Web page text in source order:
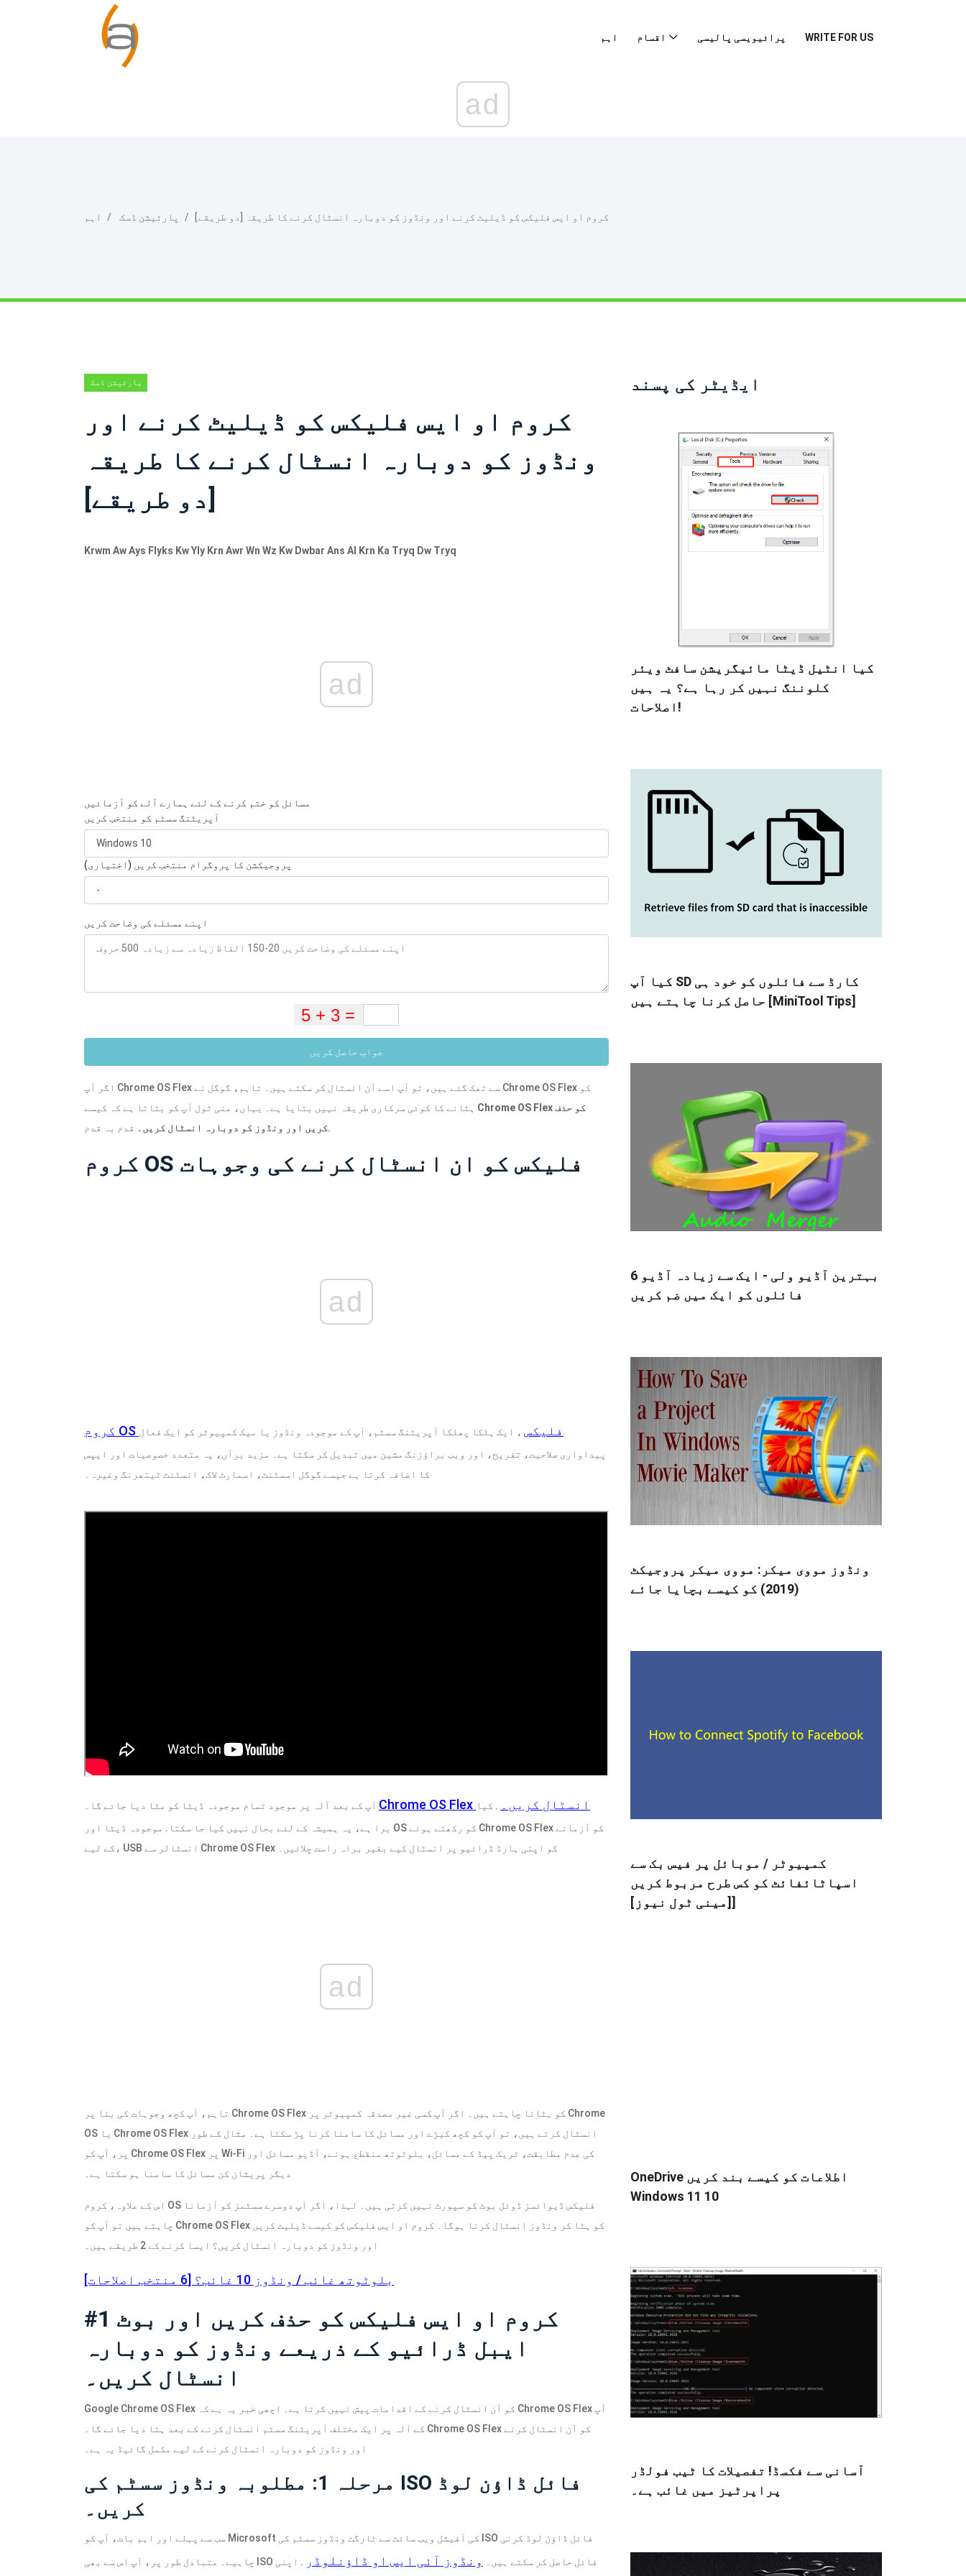
اہم اقسام پرائیویسی پالیسی WRITE FOR US
ad
اہم پارٹیشن ڈسک کروم او ایس فلیکس کو ڈیلیٹ کرنے اور ونڈوز کو دوبارہ انسٹال کرنے کا طریقہ [دو طریقے]
پارٹیشن ڈسک
کروم او ایس فلیکس کو ڈیلیٹ کرنے اور
ونڈوز کو دوبارہ انسٹال کرنے کا طریقہ
[دو طریقے]
Krwm Aw Ays Flyks Kw Yly Krn Awr Wn Wz Kw Dwbar Ans Al Krn Ka Tryq Dw Tryq
ad
مسائل کو ختم کرنے کے لئے ہمارے آلے کو آزمائیں
آپریٹنگ سسٹم کو منتخب کریں
پروجیکشن کا پروگرام منتخب کریں (اختیاری)
اپنے مسئلے کی وضاحت کریں
جواب حاصل کریں
اگر آپ Chrome OS Flex سے تھک گئے ہیں، تو آپ اسے اَن انسٹال کر سکتے ہیں۔ تاہم، گوگل نے Chrome OS Flex کو
Chrome OS Flex کو حذف
کریں اور ونڈوز کو دوبارہ انسٹال کریں۔قدم بہ قدم.
کروم OS فلیکس کو ان انسٹال کرنے کی وجوہات
ad
کروم OS فلیکس ، ایک ہلکا پھلکا آپریٹنگ سسٹم، آپ کے موجودہ ونڈوز یا میک کمپیوٹر کو ایک فعال
پیداواری صلاحیت، تفریح، اور ویب براؤزنگ مشین میں تبدیل کر سکتا ہے۔ مزید برآں، یہ متعدد خصوصیات اور ایپس
کا اضافہ کرتا ہے جیسے گوگل اسسٹنٹ، اسمارٹ لاک، انسٹنٹ ٹیتھرنگ وغیرہ۔
Chrome OS Flex انسٹال کریں۔
. کیا
برا ہے، یہ ہمیشہ کے لئے بحال نہیں کیا جا سکتا. موجودہ ڈیٹا اور OS کو رکھتے ہوئے Chrome OS Flex کو آزمانے
کے لیے، USB انسٹالر سے Chrome OS Flex کو اپنی ہارڈ ڈرائیو پر انسٹال کیے بغیر براہ راست چلائیں۔
ad
تاہم، آپ کچھ وجوہات کی بنا پر Chrome OS Flex کو ہٹانا چاہتے ہیں۔ اگر آپ کسی غیر مصدقہ کمپیوٹر پر Chrome
OS یا Chrome OS Flex انسٹال کرتے ہیں، تو آپ کو کچھ کیڑے اور مسائل کا سامنا کرنا پڑ سکتا ہے۔ مثال کے طور
پر، آپ کو Chrome OS Flex پر Wi-Fi کی عدم مطابقت، ٹریک پیڈ کے مسائل، بلوٹوتھ منقطع ہونے، آڈیو مسائل اور
دیگر پریشان کن مسائل کا سامنا ہو سکتا ہے۔
اس کے علاوہ، کروم OS فلیکس ڈیوائسز ڈوئل بوٹ کو سپورٹ نہیں کرتی ہیں۔ لہذا، اگر آپ دوسرے سسٹمز کو آزمانا
چاہتے ہیں تو آپ کو Chrome OS Flex کو ہٹا کر ونڈوز انسٹال کرنا ہوگا۔ کروم او ایس فلیکس کو کیسے ڈیلیٹ کریں
اور ونڈوز کو دوبارہ انسٹال کریں؟ ایسا کرنے کے 2 طریقے ہیں۔
بلوٹوتھ غائب / ونڈوز 10 غائب؟ [6 منتخب اصلاحات]
#1 کروم او ایس فلیکس کو حذف کریں اور بوٹ
ایبل ڈرائیو کے ذریعے ونڈوز کو دوبارہ
انسٹال کریں۔
Google Chrome OS Flex کو اَن انسٹال کرنے کے اقدامات پیش نہیں کرتا ہے۔ اچھی خبر یہ ہے کہ Chrome OS Flex آپ
کے آلہ پر ایک مختلف آپریٹنگ سسٹم انسٹال کرنے کے بعد ہٹا دیا جائے گا۔ Chrome OS Flex کو اَن انسٹال کرنے
اور ونڈوز کو دوبارہ انسٹال کرنے کے لیے مکمل گائیڈ یہ ہے۔
مرحلہ 1: مطلوبہ ونڈوز سسٹم کی ISO فائل ڈاؤن لوڈ
کریں۔
سب سے پہلے اور اہم بات، آپ کو Microsoft کی آفیشل ویب سائٹ سے ٹارگٹ ونڈوز سسٹم کی ISO فائل ڈاؤن لوڈ کرنی
چاہیے۔ متبادل طور پر، آپ اس سے بھی ISO فائل حاصل کر سکتے ہیں۔ ونڈوز آئی ایس او ڈاؤنلوڈر . اپنی
ایڈیٹر کی پسند
کیا انٹیل ڈیٹا مائیگریشن سافٹ ویئر
کلوننگ نہیں کر رہا ہے؟ یہ ہیں
اصلاحات!
کیا آپ SD کارڈ سے فائلوں کو خود ہی
حاصل کرنا چاہتے ہیں [MiniTool Tips]
6 بہترین آڈیو ولی - ایک سے زیادہ آڈیو
فائلوں کو ایک میں ضم کریں
ونڈوز مووی میکر: مووی میکر پروجیکٹ
(2019) کو کیسے بچایا جائے
کمپیوٹر / موبائل پر فیس بک سے
اسپاٹائفائٹ کو کس طرح مربوط کریں
[[مینی ٹول نیوز]
OneDrive اطلاعات کو کیسے بند کریں
Windows 11 10
آسانی سے فکسڈ! تفصیلات کا ٹیب فولڈر
پراپرٹیز میں غائب ہے۔